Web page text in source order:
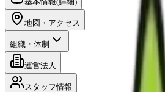
地図・アクセス
組織・体制
運営法人
スタッフ情報